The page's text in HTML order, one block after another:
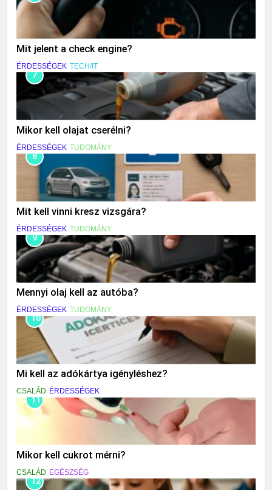
Mit jelent a check engine?
ÉRDESSÉGEK TECH/IT
7
Mikor kell olajat cserélni?
ÉRDESSÉGEK TUDOMÁNY
8
Mit kell vinni kresz vizsgára?
ÉRDESSÉGEK TUDOMÁNY
9
Mennyi olaj kell az autóba?
ÉRDESSÉGEK TUDOMÁNY
10
Mi kell az adókártya igényléshez?
CSALÁD ÉRDESSÉGEK
11
Mikor kell cukrot mérni?
CSALÁD EGÉSZSÉG
12